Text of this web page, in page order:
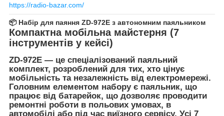
https://radio-bazar.com/
📦 Набір для паяння ZD-972E з автономним паяльником
Компактна мобільна майстерня (7
інструментів у кейсі)
ZD-972E — це спеціалізований паяльний
комплект, розроблений для тих, хто цінує
мобільність та незалежність від електромережі.
Головним елементом набору є паяльник, що
працює від батарейок, що дозволяє проводити
ремонтні роботи в польових умовах, в
автомобілі або під час виїзного сервісу. Усі 7